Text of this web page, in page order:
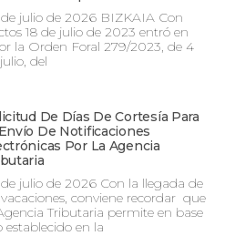
julio de 2026 BIZKAIA Con
18 de julio de 2023 entró en
la Orden Foral 279/2023, de 4
del
De Días De Cortesía Para
De Notificaciones
Por La Agencia
julio de 2026 Con la llegada de
vacaciones, conviene recordar que
Tributaria permite en base
establecido en la